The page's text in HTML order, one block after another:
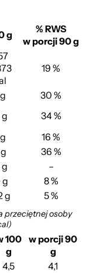
g
% RWS
w porcji 90 g
19 %
30 %
g
34 %
16 %
36 %
g
–
g
8 %
g 5 %
przeciętnej osoby
100
g
w porcji 90
g
4,5
4,1